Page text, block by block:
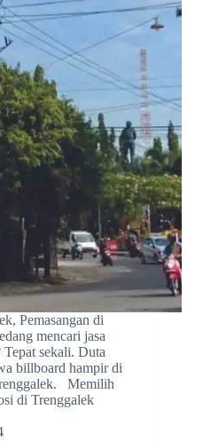
Pemasangan di
mencari jasa
sekali. Duta
billboard hampir di
Memilih
di Trenggalek